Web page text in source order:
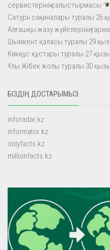
сервистерінің салыстырмасы
Сатурн сақиналары туралы 26
Алғашқы жазу жүйелерінің
Шымкент қаласы туралы 29
Көкқұс құстары туралы 27
Ұлы Жібек жолы туралы 30
БІЗДІҢ ДОСТАРЫМЫЗ
inforadar.kz
informator.kz
onlyfacts.kz
millionfacts.kz